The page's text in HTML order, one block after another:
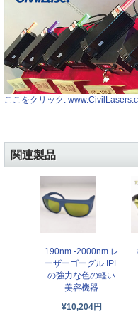
ここをクリック:
関連製品
190nm -2000nm レ
ーザーゴーグル IPL
の強力な色の軽い
美容機器
¥10,204円